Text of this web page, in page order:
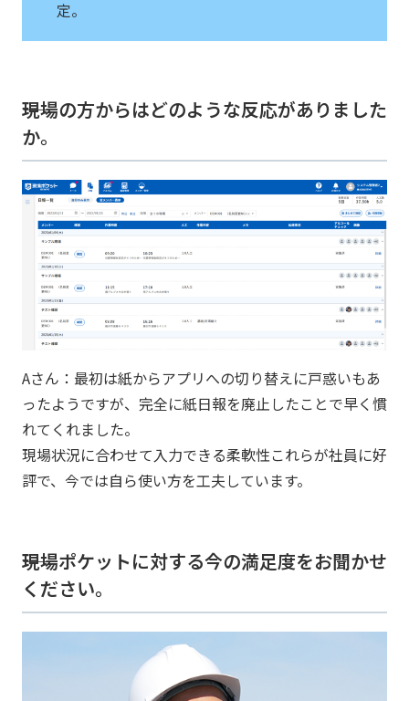
定。
――現場の方からはどのような反応がありました
か。
Aさん：最初は紙からアプリへの切り替えに戸惑いもあ
ったようですが、完全に紙日報を廃止したことで早く慣
れてくれました。
現場状況に合わせて入力できる柔軟性これらが社員に好
評で、今では自ら使い方を工夫しています。
――現場ポケットに対する今の満足度をお聞かせ
ください。